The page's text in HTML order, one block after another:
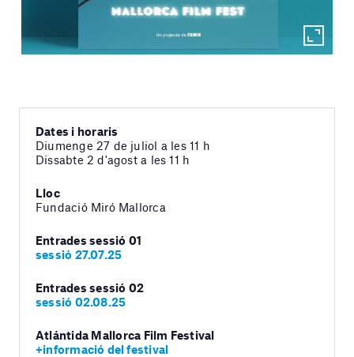
Dates i horaris
Diumenge 27 de juliol a les 11 h
Dissabte 2 d'agost a les 11 h
Lloc
Fundació Miró Mallorca
Entrades sessió 01
sessió 27.07.25
Entrades sessió 02
sessió 02.08.25
Atlántida Mallorca Film Festival
+informació del festival